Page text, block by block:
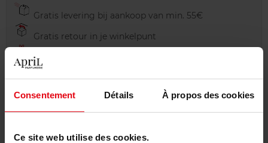
Consentement Détails À propos des cookies
Ce site web utilise des cookies.
Gratis levering bij aankoop van min. 55€
Gratis retour in je winkelpunt
Gratis verpakking